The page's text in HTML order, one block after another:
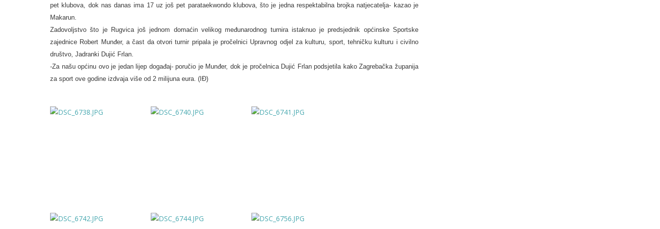
pet klubova, dok nas danas ima 17 uz još pet parataekwondo klubova, što je jedna respektabilna brojka natjecatelja- kazao je
Makarun.
Zadovoljstvo što je Rugvica još jednom domaćin velikog međunarodnog turnira istaknuo je predsjednik općinske Sportske
zajednice Robert Munđer, a čast da otvori turnir pripala je pročelnici Upravnog odjel za kulturu, sport, tehničku kulturu i civilno
društvo, Jadranki Dujić Frlan.
-Za našu općinu ovo je jedan lijep događaj- poručio je Munđer, dok je pročelnica Dujić Frlan podsjetila kako Zagrebačka županija
za sport ove godine izdvaja više od 2 milijuna eura. (IĐ)